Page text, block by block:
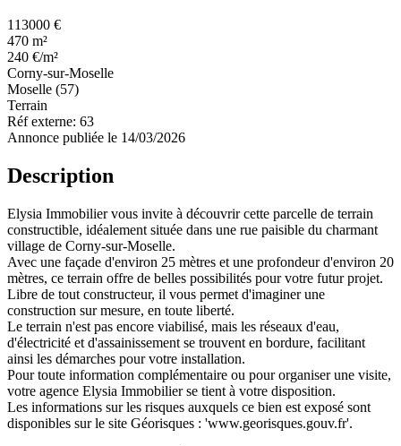
113000 €
470 m²
240 €/m²
Corny-sur-Moselle
Moselle (57)
Terrain
Réf externe: 63
Annonce publiée le 14/03/2026
Description
Elysia Immobilier vous invite à découvrir cette parcelle de terrain
constructible, idéalement située dans une rue paisible du charmant
village de Corny-sur-Moselle.
Avec une façade d'environ 25 mètres et une profondeur d'environ 20
mètres, ce terrain offre de belles possibilités pour votre futur projet.
Libre de tout constructeur, il vous permet d'imaginer une
construction sur mesure, en toute liberté.
Le terrain n'est pas encore viabilisé, mais les réseaux d'eau,
d'électricité et d'assainissement se trouvent en bordure, facilitant
ainsi les démarches pour votre installation.
Pour toute information complémentaire ou pour organiser une visite,
votre agence Elysia Immobilier se tient à votre disposition.
Les informations sur les risques auxquels ce bien est exposé sont
disponibles sur le site Géorisques : 'www.georisques.gouv.fr'.